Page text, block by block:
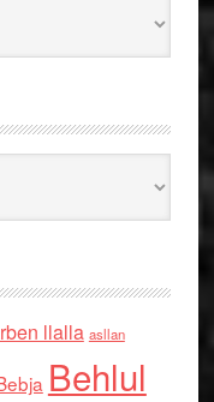
llalla asllan
Behlul